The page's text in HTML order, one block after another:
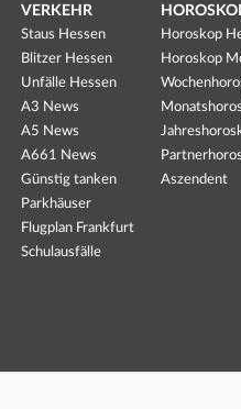
VERKEHR
Staus Hessen
Blitzer Hessen
Unfälle Hessen
A3 News
A5 News
A661 News
Günstig tanken
Parkhäuser
Flugplan Frankfurt
Schulausfälle
Horoskop
Horoskop
Aszendent